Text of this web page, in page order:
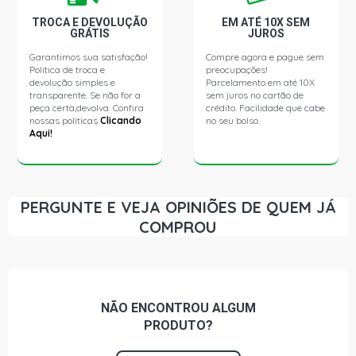
1998) COMBUSTIVEL GASOLINA
COMBUSTIVEL GASOLINA
BERLINGO STD MINIVAN 1.6 8V GASOLINA (1998 - 1998)
COMBUSTIVEL GASOLINA
BERLINGO STD MINIVAN 1.8 16V GASOLINA (1998 -
BERLINGO STD MINIVAN 1.9 8V GASOLINA (1998 - 1998)
COMBUSTIVEL GASOLINA
BX STD HATCH 1.9 8V GASOLINA (1986 - 1991) TRAÇÃO
TROCA E DEVOLUÇÃO
GRÁTIS
Garantimos sua satisfação!
Política de troca e
devolução simples e
transparente. Se não for a
peça certa,devolva. Confira
nossas políticasClicando
Aqui!
EM ATÉ 10X SEM
JUROS
Compre agora e pague sem
preocupações!
Parcelamento em até 10X
sem juros no cartão de
crédito. Facilidade que cabe
no seu bolso.
PERGUNTE E VEJA OPINIÕES DE QUEM JÁ
COMPROU
NÃO ENCONTROU ALGUM
PRODUTO?